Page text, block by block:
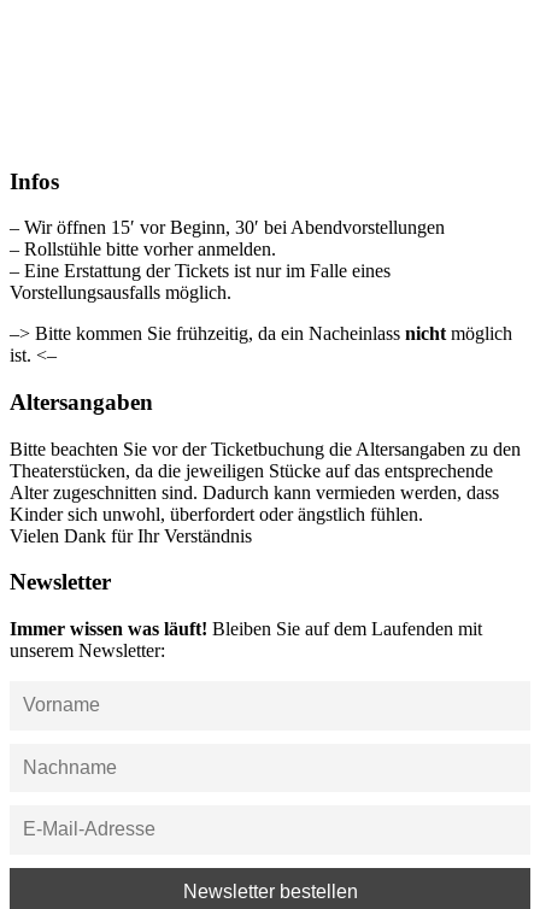
Infos
– Wir öffnen 15′ vor Beginn, 30′ bei Abendvorstellungen
– Rollstühle bitte vorher anmelden.
– Eine Erstattung der Tickets ist nur im Falle eines
Vorstellungsausfalls möglich.
–> Bitte kommen Sie frühzeitig, da ein Nacheinlass nicht möglich
ist. <–
Altersangaben
Bitte beachten Sie vor der Ticketbuchung die Altersangaben zu den
Theaterstücken, da die jeweiligen Stücke auf das entsprechende
Alter zugeschnitten sind. Dadurch kann vermieden werden, dass
Kinder sich unwohl, überfordert oder ängstlich fühlen.
Vielen Dank für Ihr Verständnis
Newsletter
Immer wissen was läuft! Bleiben Sie auf dem Laufenden mit
unserem Newsletter: